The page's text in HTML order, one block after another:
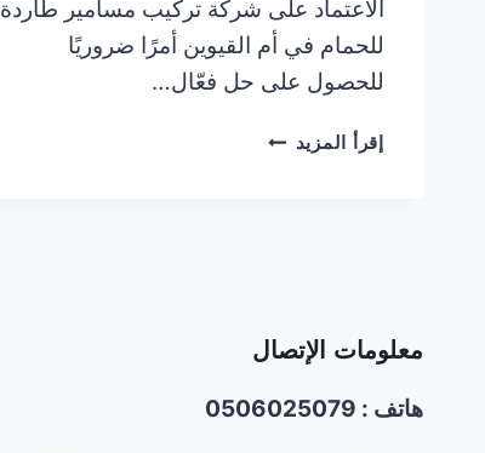
الاعتماد على شركة تركيب مسامير طاردة
للحمام في أم القيوين أمرًا ضروريًا
للحصول على حل فعّال…
إقرأ المزيد شركة
القيوين
معلومات الإتصال
هاتف : 0506025079